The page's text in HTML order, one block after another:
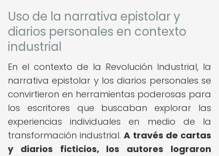
Uso de la narrativa epistolar y
diarios personales en contexto
industrial
En el contexto de la Revolución Industrial, la
narrativa epistolar y los diarios personales se
convirtieron en herramientas poderosas para
los escritores que buscaban explorar las
experiencias individuales en medio de la
transformación industrial.A través de cartas
y diarios ficticios, los autores lograron